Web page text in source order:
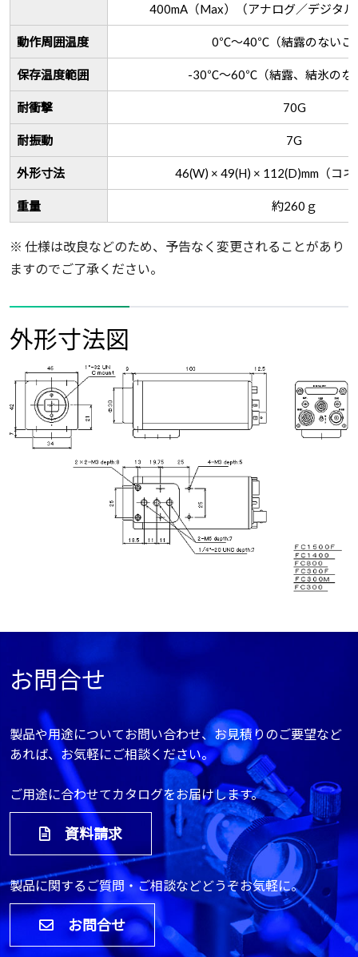
400mA（Max）（アナログ／デジタ
動作周囲温度 0℃～40℃（結露のないこ
保存温度範囲 -30℃～60℃（結露、結氷のな
耐衝撃 70G
耐振動 7G
外形寸法 46(W) × 49(H) × 112(D)mm（コネ
重量 約260ｇ
※ 仕様は改良などのため、予告なく変更されることがあり
ますのでご了承ください。
外形寸法図
お問合せ
製品や用途についてお問い合わせ、お見積りのご要望など
あれば、お気軽にご相談ください。
ご用途に合わせてカタログをお届けします。
資料請求
製品に関するご質問・ご相談などどうぞお気軽に。
お問合せ